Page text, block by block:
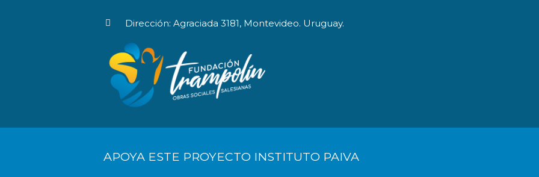
Dirección: Agraciada 3181, Montevideo. Uruguay.
INICIO
APOYA ESTE PROYECTO INSTITUTO PAIVA